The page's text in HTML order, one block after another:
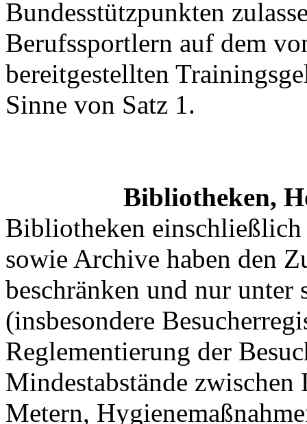
Bundesstützpunkten
Berufssportlern auf dem
bereitgestellten
Sinne von Satz 1.
Bibliotheken,
Bibliotheken
sowie Archive haben den
beschränken und nur unter
(insbesondere
Reglementierung der
Mindestabstände
Metern,